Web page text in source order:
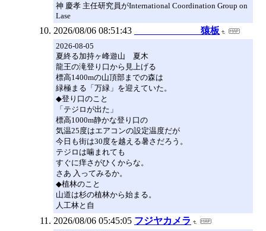
神 慶孝 主任研究員がInternational Coordination Group on
Lase
2026/08/06 08:51:43 猿板
2026-08-05
夏終る加持ヶ峰遊山 夏木
龍王の滝登り口から見上げる
標高1400mの山頂部までの森は
緑極まる「万緑」を迎えていた。
◆登り口のこと
「テジロが出た」
標高1000m静かな登り口の
気温25度はエアコンの設定温度だが
今日も街は30度を越える暑さだろう。
テジロは噛まれても
すぐに痒さがひくからな。
さあ 入ってみるか。
◆植林のこと
山道は杉の植林から始まる。
人工林と自
2026/08/06 05:45:05 フジヤカメラ